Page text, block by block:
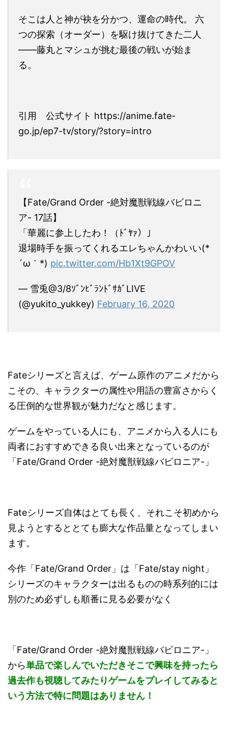
そこは人と神が袂を分かつ、運命の時代。 六
つの探索（オーダー）を駆け抜けてきた二人
――藤丸とマシュが挑む最後の戦いが始ま
る。
引用 公式サイト https://anime.fate-
go.jp/ep7-tv/story/?story=intro
【Fate/Grand Order -絶対魔獣戦線バビロニ
ア- 17話】
「華麗に参上したわ！（ﾄﾞﾔｧ）」
退場時手を振ってくれるエレちゃんかわいい(*
´ω｀*) pic.twitter.com/Hb1Xt9GPOV
— 雪兎@3/8ｿﾞﾝﾋﾞﾗﾝﾄﾞｻｶﾞLIVE
(@yukito_yukkey) February 16, 2020
Fateシリーズと言えば、ゲーム原作のアニメだから
こその、キャラクターの属性や用語の豊富さからく
る圧倒的な世界観が魅力だなと感じます。
ゲームをやっている人にも、アニメから入る人にも
両者におすすめできる良い出来となっているのが
「Fate/Grand Order -絶対魔獣戦線バビロニア-」
Fateシリーズ自体はとても長く、それこそ初めから
見ようとするととても膨大な作品量となってしまい
ます。
今作「Fate/Grand Order」は「Fate/stay night」
シリーズのキャラクターは出るものの時系列的には
別のため必ずしも順番に見る必要がなく
「Fate/Grand Order -絶対魔獣戦線バビロニア-」
から単品で楽しんでいただきそこで興味を持ったら
過去作も視聴してみたりゲームをプレイしてみると
いう方法で特に問題はありません！